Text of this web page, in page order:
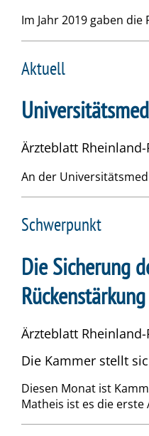
Im Jahr 2019 gaben
Aktuell
Ärzteblatt Rheinland-
An der
Schwerpunkt
Die Sicherung
Rückenstärkung
Ärzteblatt
Die Kammer stellt
Diesen Monat ist
Matheis ist es die